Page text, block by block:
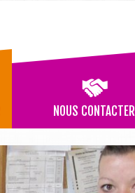
NOUS CONTACTER